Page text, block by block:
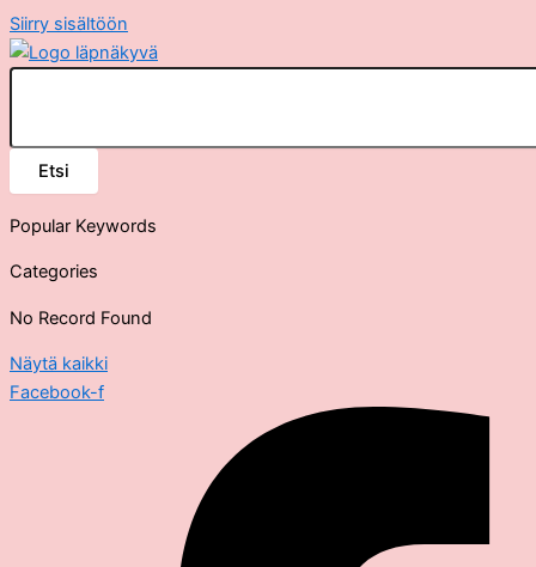
Siirry sisältöön
Etsi
Popular Keywords
Categories
No Record Found
Näytä kaikki
Facebook-f